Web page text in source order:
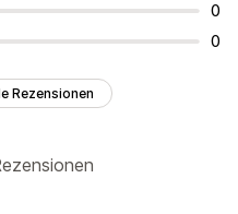
0
0
Rezensionen